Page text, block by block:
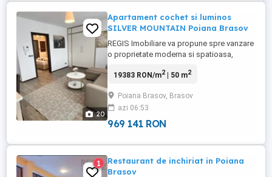
20
Apartament cochet si luminos
SILVER MOUNTAIN Poiana Brasov
REGIS Imobiliare va propune spre vanzare
o proprietate moderna si spatioasa,
Resort and Spa. Propriettea arata
achizitie. Imobilul este pozitionat la etajul
2 si beneficiaza de zone vitrate mari si
acces facil ...
19383 RON/m2| 50 m2
Poiana Brasov, Brasov
azi 06:53
969 141 RON
1
Restaurant de inchiriat in Poiana
Brasov